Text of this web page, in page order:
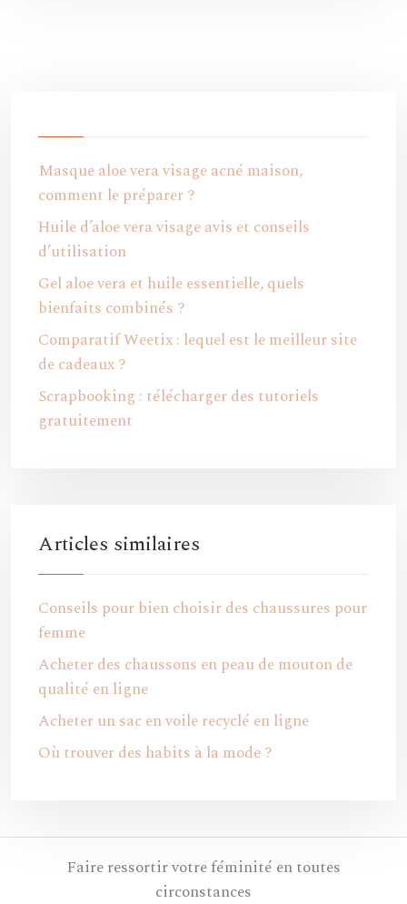
Masque aloe vera visage acné maison,
comment le préparer ?
Huile d’aloe vera visage avis et conseils
d’utilisation
Gel aloe vera et huile essentielle, quels
bienfaits combinés ?
Comparatif Weetix : lequel est le meilleur site
de cadeaux ?
Scrapbooking : télécharger des tutoriels
gratuitement
Articles similaires
Conseils pour bien choisir des chaussures pour
femme
Acheter des chaussons en peau de mouton de
qualité en ligne
Acheter un sac en voile recyclé en ligne
Où trouver des habits à la mode ?
Faire ressortir votre féminité en toutes
circonstances